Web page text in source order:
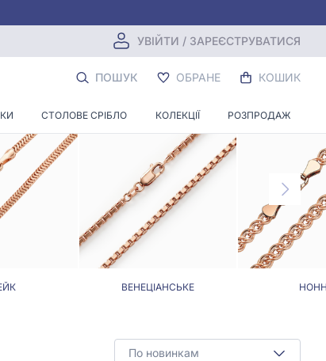
УВІЙТИ / ЗАРЕЄСТРУВАТИСЯ
ПОШУК ОБРАНЕ КОШИК
СТОЛОВЕ СРІБЛО КОЛЕКЦІЇ РОЗПРОДАЖ
ВЕНЕЦІАНСЬКЕ
По новинкам